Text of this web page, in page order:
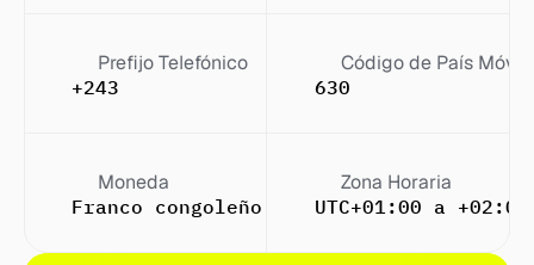
Prefijo Telefónico
+243
Código de País Móvil
630
Moneda
Franco congoleño (FC)
Zona Horaria
UTC+01:00 a +02:00